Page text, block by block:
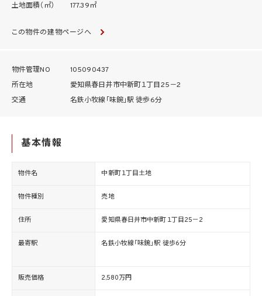
土地面積（㎡） 177.39㎡
この物件の建物ページへ
物件管理NO
105090437
所在地
愛知県春日井市中新町１丁目25－2
交通
名鉄小牧線「味鋺」駅 徒歩6分
基本情報
物件名 中新町１丁目土地
物件種別 売地
住所 愛知県春日井市中新町１丁目25－2
最寄駅 名鉄小牧線「味鋺」駅 徒歩6分
販売価格 2,580万円